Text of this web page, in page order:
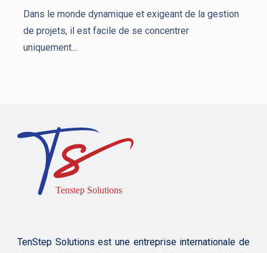
Dans le monde dynamique et exigeant de la gestion
de projets, il est facile de se concentrer
uniquement…
TenStep Solutions est une entreprise internationale de